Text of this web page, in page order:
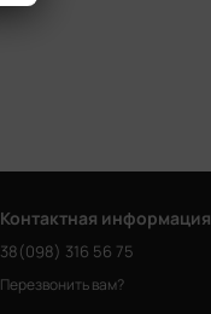
Контактная информация
38(098) 316 56 75
Перезвонить вам?